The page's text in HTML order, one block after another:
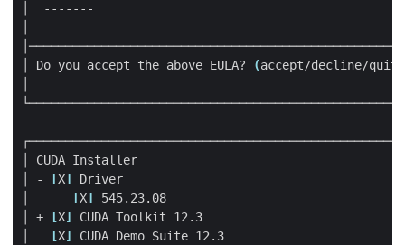
│ Do you accept the above EULA? (accept/decline/quit
│ - [X]
[X]
│ +
[X]
[X]